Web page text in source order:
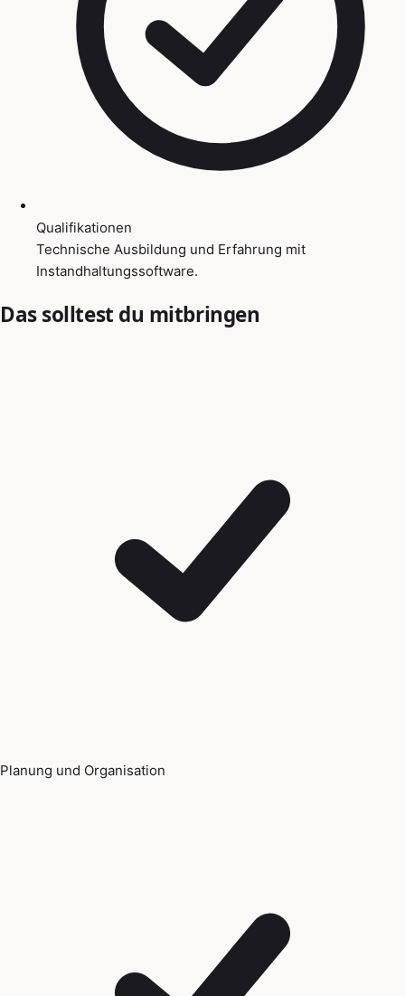
Qualifikationen
Technische Ausbildung und Erfahrung mit
Instandhaltungssoftware.
Das solltest du mitbringen
Planung und Organisation